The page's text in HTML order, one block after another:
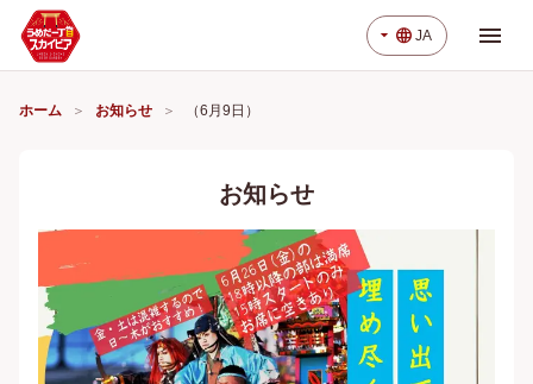
arrow_drop_down language JA menu
ホーム お知らせ （6月9日）
お知らせ